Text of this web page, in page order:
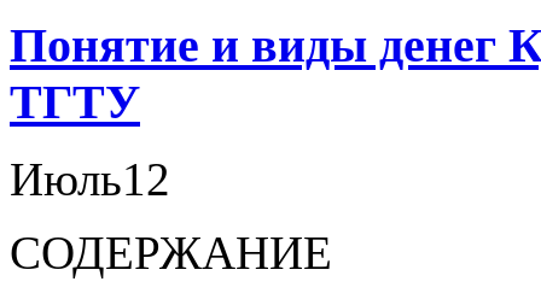
Понятие и виды денег
ТГТУ
Июль12
СОДЕРЖАНИЕ